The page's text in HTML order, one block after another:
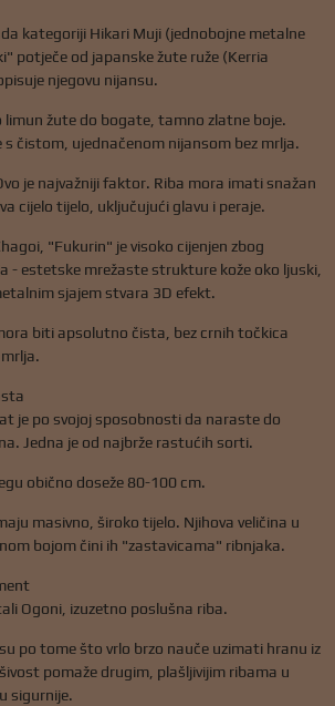
kategoriji Hikari Muji (jednobojne metalne
potječe od japanske žute ruže (Kerria
njegovu nijansu.
limun žute do bogate, tamno zlatne boje.
s čistom, ujednačenom nijansom bez mrlja.
je najvažniji faktor. Riba mora imati snažan
cijelo tijelo, uključujući glavu i peraje.
"Fukurin" je visoko cijenjen zbog
- estetske mrežaste strukture kože oko ljuski,
sjajem stvara 3D efekt.
biti apsolutno čista, bez crnih točkica
je po svojoj sposobnosti da naraste do
Jedna je od najbrže rastućih sorti.
obično doseže 80-100 cm.
masivno, široko tijelo. Njihova veličina u
bojom čini ih "zastavicama" ribnjaka.
Ogoni, izuzetno poslušna riba.
po tome što vrlo brzo nauče uzimati hranu iz
pomaže drugim, plašljivijim ribama u
sigurnije.